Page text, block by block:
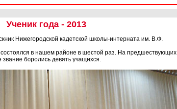
Ученик года - 2013
Нижегородской кадетской школы-интерната им. В.Ф.
состоялся в нашем районе в шестой раз. На предшествующих
боролись девять учащихся.